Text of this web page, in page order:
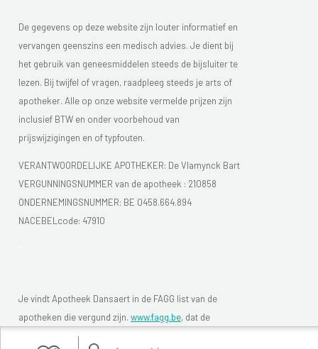
De gegevens op deze website zijn louter informatief en
vervangen geenszins een medisch advies. Je dient bij
het gebruik van geneesmiddelen steeds de bijsluiter te
lezen. Bij twijfel of vragen, raadpleeg steeds je arts of
apotheker. Alle op onze website vermelde prijzen zijn
inclusief BTW en onder voorbehoud van
prijswijzigingen en of typfouten.
VERANTWOORDELIJKE APOTHEKER: De Vlamynck Bart
VERGUNNINGSNUMMER van de apotheek : 210858
ONDERNEMINGSNUMMER: BE 0458.664.894
NACEBELcode: 47910
Je vindt Apotheek Dansaert in de FAGG list van de
apotheken die vergund zijn. www.fagg.be, dat de
wettelikheid van de Belgische (online) apotheken moet